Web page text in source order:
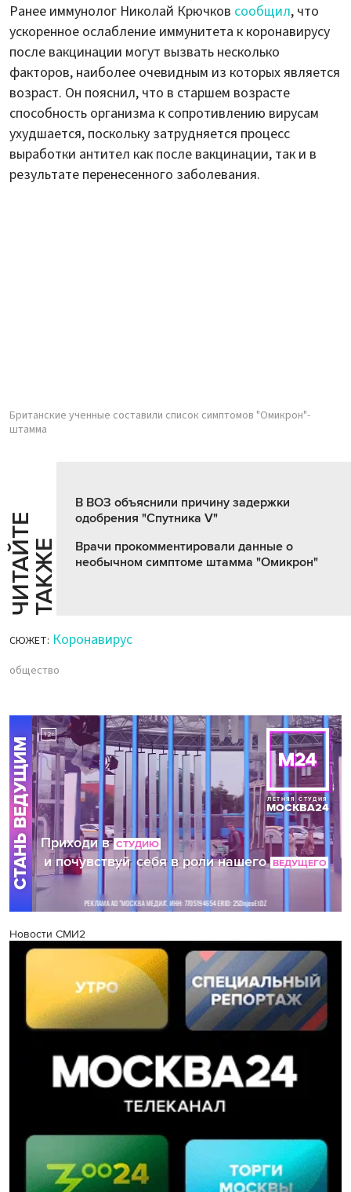
Ранее иммунолог Николай Крючков сообщил, что
ускоренное ослабление иммунитета к коронавирусу
после вакцинации могут вызвать несколько
факторов, наиболее очевидным из которых является
возраст. Он пояснил, что в старшем возрасте
способность организма к сопротивлению вирусам
ухудшается, поскольку затрудняется процесс
выработки антител как после вакцинации, так и в
результате перенесенного заболевания.
Британские ученные составили список симптомов "Омикрон"-
штамма
Ч
И
Т
АЙ
Т
Е
Т
А
К
ЖЕ
В ВОЗ объяснили причину задержки
одобрения "Спутника V"
Врачи прокомментировали данные о
необычном симптоме штамма "Омикрон"
СЮЖЕТ: Коронавирус
общество
Новости СМИ2